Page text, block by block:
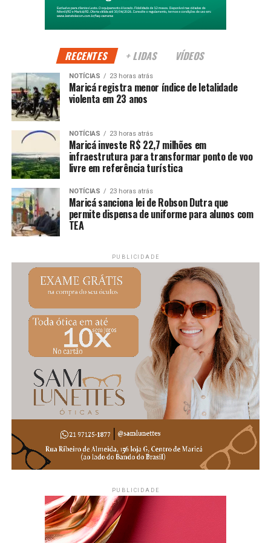
atividades para toda a família em diversos pontos da
A expectativa é que o show de
mais movimentados da programação, reunindo fãs do
pagode e público de diferentes regiões.
Siga aMaricá Web TV e acompanhe as principais
notícias da cidade.
RECENTES + LIDAS VÍDEOS
NOTÍCIAS 23 horas atrás
Maricá registra menor índice de letalidade
violenta em 23 anos
NOTÍCIAS 23 horas atrás
Maricá investe R$ 22,7 milhões em
infraestrutura para transformar ponto de voo
livre em referência turística
NOTÍCIAS 23 horas atrás
Maricá sanciona lei de Robson Dutra que
permite dispensa de uniforme para alunos com
TEA
PUBLICIDADE
PUBLICIDADE